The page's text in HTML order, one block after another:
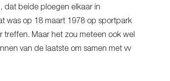
dat beide ploegen elkaar in
was op 18 maart 1978 op sportpark
treffen. Maar het zou meteen ook wel
van de laatste om samen met vv